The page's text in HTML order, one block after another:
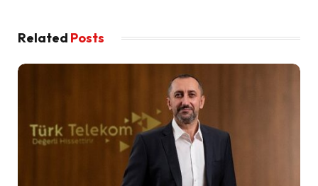
Related Posts